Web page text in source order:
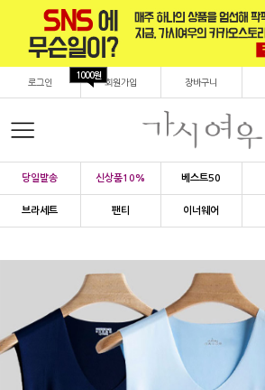
로그인 회원가입
1000원
장바구니
당일발송 신상품10% 베스트50
브라세트 팬티 이너웨어